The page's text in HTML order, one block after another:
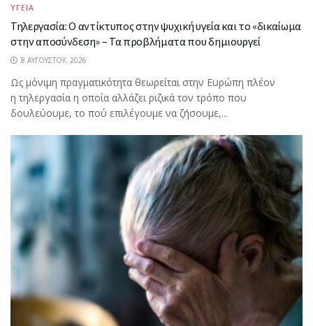
ΥΓΕΙΑ
Τηλεργασία: Ο αντίκτυπος στην ψυχική υγεία και το «δικαίωμα
στην αποσύνδεση» – Τα προβλήματα που δημιουργεί
8 ΑΥΓΟΎΣΤΟΥ, 2026
Ως μόνιμη πραγματικότητα θεωρείται στην Ευρώπη πλέον
η τηλεργασία η οποία αλλάζει ριζικά τον τρόπο που
δουλεύουμε, το πού επιλέγουμε να ζήσουμε,...